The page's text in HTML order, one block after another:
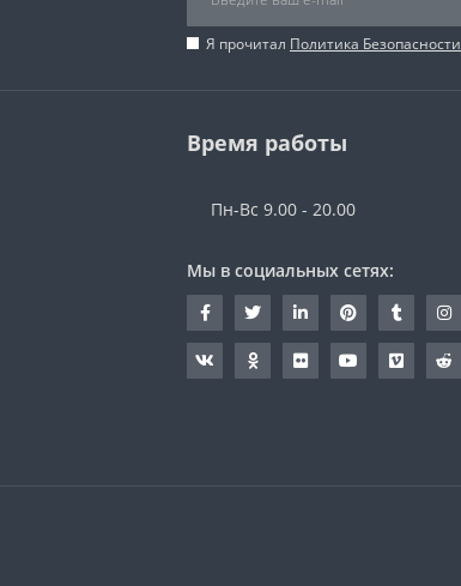
Я прочитал Политика Безопасности
Время работы
Пн-Вс 9.00 - 20.00
Мы в социальных сетях: